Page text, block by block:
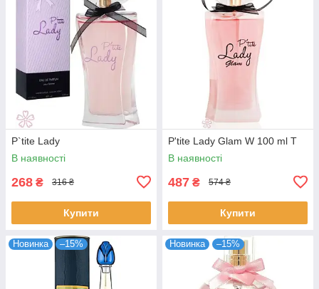
P`tite Lady
В наявності
268 ₴ 316 ₴
Купити
P'tite Lady Glam W 100 ml T
В наявності
487 ₴ 574 ₴
Купити
Новинка –15% Новинка –15%